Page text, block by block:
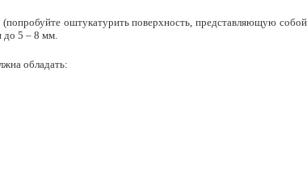
оштукатурить поверхность, представляющую собой
до 5 – 8 мм.
обладать: